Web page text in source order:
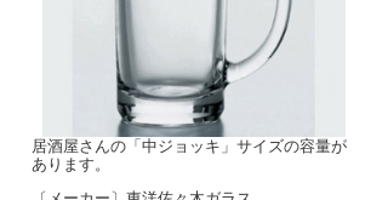
居酒屋さんの「中ジョッキ」サイズの容量が
あります。